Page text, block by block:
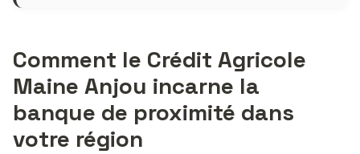
Comment le Crédit Agricole
Maine Anjou incarne la
banque de proximité dans
votre région